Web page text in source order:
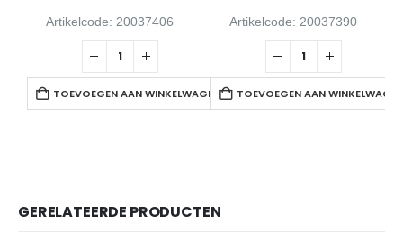
Artikelcode: 20037406
TOEVOEGEN AAN WINKELWAGEN
Artikelcode: 20037390
TOEVOEGEN AAN
GERELATEERDE PRODUCTEN